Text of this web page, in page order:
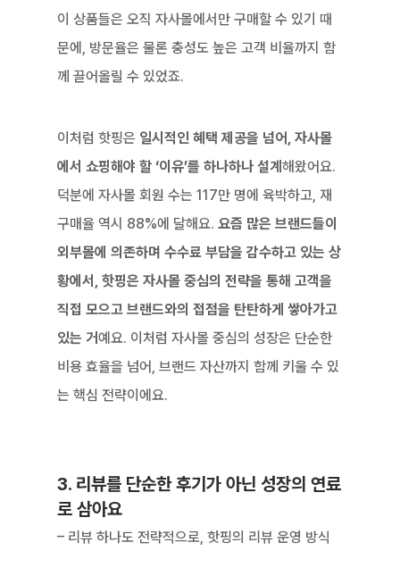
이 상품들은 오직 자사몰에서만 구매할 수 있기 때
문에, 방문율은 물론 충성도 높은 고객 비율까지 함
께 끌어올릴 수 있었죠.
이처럼 핫핑은 일시적인 혜택 제공을 넘어, 자사몰
에서 쇼핑해야 할 ‘이유’를 하나하나 설계 해왔어요.
덕분에 자사몰 회원 수는 117만 명에 육박하고, 재
구매율 역시 88%에 달해요. 요즘 많은 브랜드들이
외부몰에 의존하며 수수료 부담을 감수하고 있는 상
황에서, 핫핑은 자사몰 중심의 전략을 통해 고객을
직접 모으고 브랜드와의 접점을 탄탄하게 쌓아가고
있는 거예요. 이처럼 자사몰 중심의 성장은 단순한
비용 효율을 넘어, 브랜드 자산까지 함께 키울 수 있
는 핵심 전략이에요.
3. 리뷰를 단순한 후기가 아닌 성장의 연료
로 삼아요
– 리뷰 하나도 전략적으로, 핫핑의 리뷰 운영 방식